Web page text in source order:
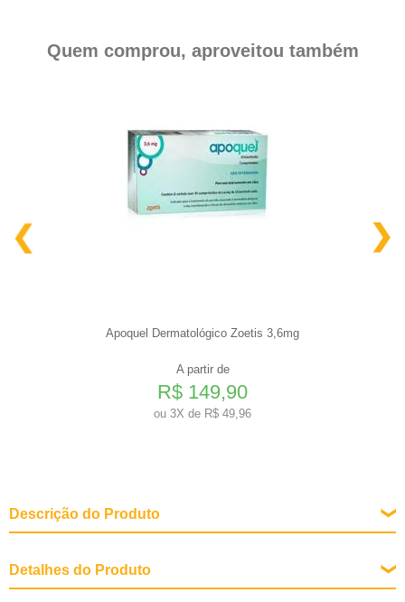
Quem comprou, aproveitou também
Apoquel Dermatológico Zoetis 3,6mg
A partir de
R$ 149,90
ou 3X de R$ 49,96
Descrição do Produto
Detalhes do Produto